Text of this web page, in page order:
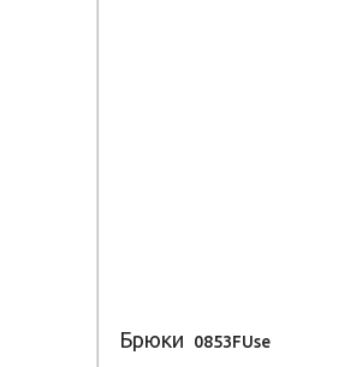
Брюки 0853FUse